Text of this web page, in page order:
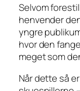
Selvom
henvender
yngre
hvor den
meget som
Når dette så